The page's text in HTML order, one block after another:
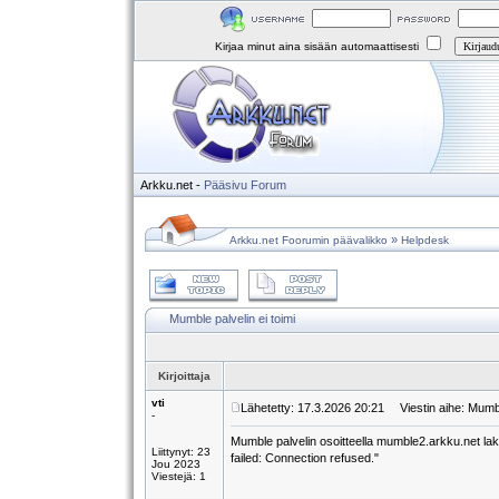
Kirjaa minut aina sisään automaattisesti
Arkku.net - Pääsivu Forum
Arkku.net Foorumin päävalikko » Helpdesk
Mumble palvelin ei toimi
Kirjoittaja
vti
-
Liittynyt: 23
Jou 2023
Viestejä: 1
Lähetetty: 17.3.2026 20:21 Viestin aihe:
Mumble palvelin osoitteella mumble2.arkku.net
failed: Connection refused."